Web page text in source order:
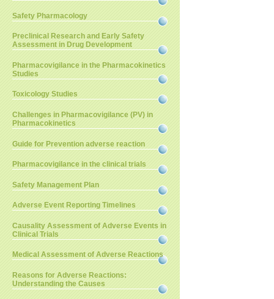
Safety Pharmacology
Preclinical Research and Early Safety
Assessment in Drug Development
Pharmacovigilance in the Pharmacokinetics
Studies
Toxicology Studies
Challenges in Pharmacovigilance (PV) in
Pharmacokinetics
Guide for Prevention adverse reaction
Pharmacovigilance in the clinical trials
Safety Management Plan
Adverse Event Reporting Timelines
Causality Assessment of Adverse Events in
Clinical Trials
Medical Assessment of Adverse Reactions
Reasons for Adverse Reactions:
Understanding the Causes